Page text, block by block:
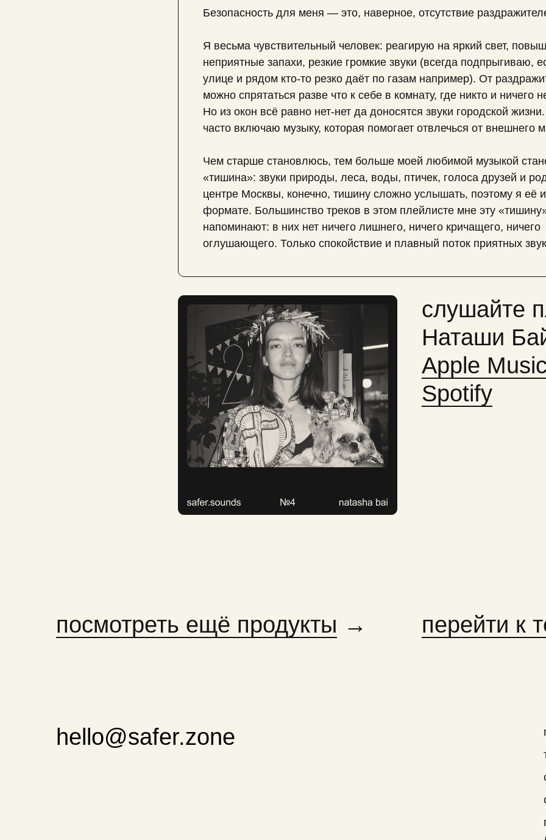
Безопасность для меня — это, наверное, отсутствие
Я весьма чувствительный человек: реагирую на яркий свет,
неприятные запахи, резкие громкие звуки (всегда подпрыгиваю,
улице и рядом кто-то резко даёт по газам например). От
можно спрятаться разве что к себе в комнату, где никто и ничего
Но из окон всё равно нет-нет да доносятся звуки городской
часто включаю музыку, которая помогает отвлечься от внешнего
Чем старше становлюсь, тем больше моей любимой музыкой
«тишина»: звуки природы, леса, воды, птичек, голоса друзей и
центре Москвы, конечно, тишину сложно услышать, поэтому я её
формате. Большинство треков в этом плейлисте мне эту
напоминают: в них нет ничего лишнего, ничего кричащего, ничего
оглушающего. Только спокойствие и плавный поток приятных
cлушайте
Наташи
Apple
Spotify
посмотреть ещё продукты → перейти к
hello@safer.zone